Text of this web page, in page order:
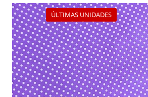
ÚLTIMAS UNIDADES